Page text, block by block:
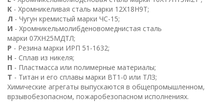
К - Хромникеливая сталь марки 12Х18Н9Т;
Л - Чугун кремистый марки ЧС-15;
И - Хромникельмолибденовомеднистая сталь
марки 07ХН25МДТЛ;
Р - Резина марки ИРП 51-1632;
Н - Сплав из никеля;
П - Пластмасса или полимерные материалы;
Т - Титан и его сплавы марки ВТ1 -0 или ТЛЗ;
Химические агрегаты выпускаются в общепромышленном,
врзывобезопасном, пожаробезопасном исполнениях.